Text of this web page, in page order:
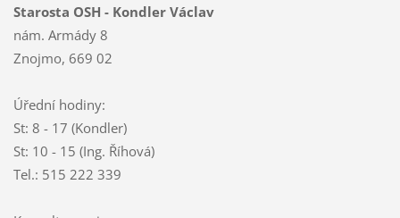
Starosta OSH - Kondler Václav
nám. Armády 8
Znojmo, 669 02
Úřední hodiny:
St: 8 - 17 (Kondler)
St: 10 - 15 (Ing. Říhová)
Tel.: 515 222 339